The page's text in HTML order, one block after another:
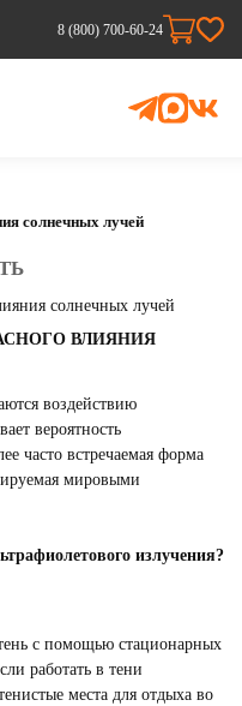
8 (800) 700-60-24
солнечных лучей
ВЛИЯНИЯ
воздействию
вероятность
часто встречаемая форма
мировыми
излучения?
с помощью стационарных
работать в тени
места для отдыха во